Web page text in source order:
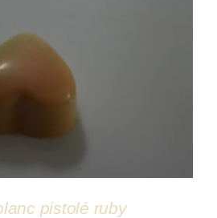
pistolé ruby